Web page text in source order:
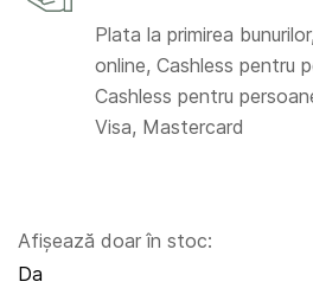
Afișează doar în stoc:
Da
Plata la primirea
online, Cashless pentru
Cashless pentru
Visa, Mastercard